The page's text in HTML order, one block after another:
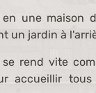
une maison
un jardin à
rend vite
accueillir tous